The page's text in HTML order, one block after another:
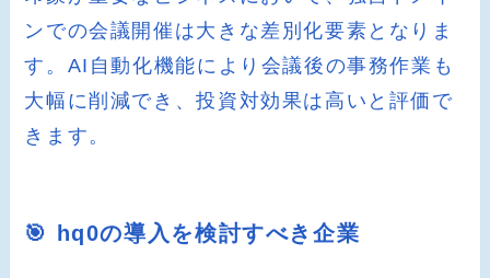
ンでの会議開催は大きな差別化要素となりま
す。AI自動化機能により会議後の事務作業も
大幅に削減でき、投資対効果は高いと評価で
きます。
🎯 hq0の導入を検討すべき企業